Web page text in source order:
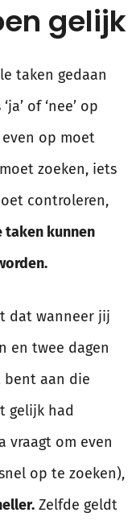
gelijk
taken gedaan
of ‘nee’ op
op moet
zoeken, iets
controleren,
taken kunnen
dat wanneer jij
en twee dagen
aan die
gelijk had
vraagt om even
op te zoeken),
Zelfde geldt